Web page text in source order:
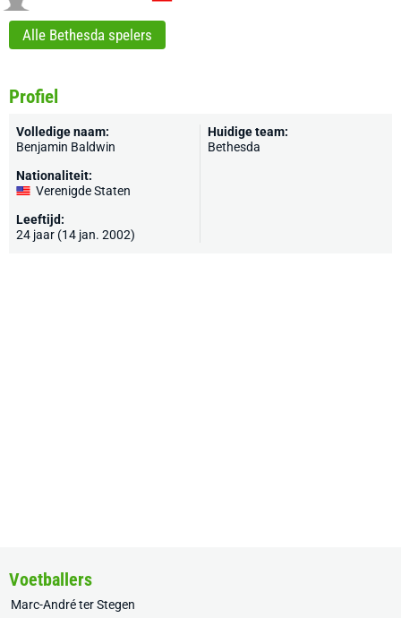
Alle Bethesda spelers
Profiel
Volledige naam:
Benjamin Baldwin
Nationaliteit:
Verenigde Staten
Leeftijd:
24 jaar (14 jan. 2002)
Huidige team:
Bethesda
Voetballers
Marc-André ter Stegen